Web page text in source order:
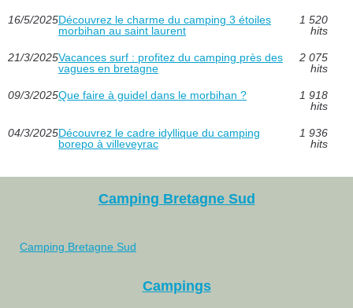
16/5/2025Découvrez le charme du camping 3 étoiles
morbihan au saint laurent
1 520
hits
21/3/2025Vacances surf : profitez du camping près des
vagues en bretagne
2 075
hits
09/3/2025Que faire à guidel dans le morbihan ?
1 918
hits
04/3/2025Découvrez le cadre idyllique du camping
borepo à villeveyrac
1 936
hits
Camping Bretagne Sud
Camping Bretagne Sud
Campings